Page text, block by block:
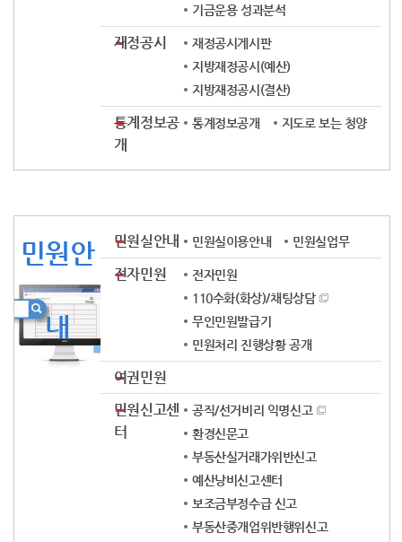
기금운용 성과분석
재정공시
재정공시게시판
지방재정공시(예산)
지방재정공시(결산)
통계정보공
개
통계정보공개 지도로 보는 청양
민원안
내
민원실안내 민원실이용안내 민원실업무
전자민원
전자민원
110수화(화상)/채팅상담
무인민원발급기
민원처리 진행상황 공개
여권민원
민원신고센
터
공직/선거비리 익명신고
환경신문고
부동산실거래가위반신고
예산낭비신고센터
보조금부정수급 신고
부동산중개업위반행위신고